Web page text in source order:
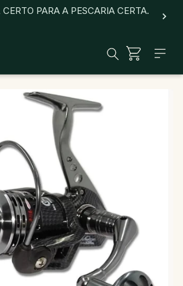
PARA A PESCARIA CERTA.